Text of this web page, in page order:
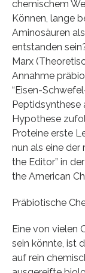
chemischem
Können, lange
Aminosäuren
entstanden
Marx
Annahme
“Eisen-
Peptidsynthese
Hypothese
Proteine erste
nun als eine der
the Editor” in
the American
Präbiotische
Eine von vielen
sein könnte, ist
auf rein